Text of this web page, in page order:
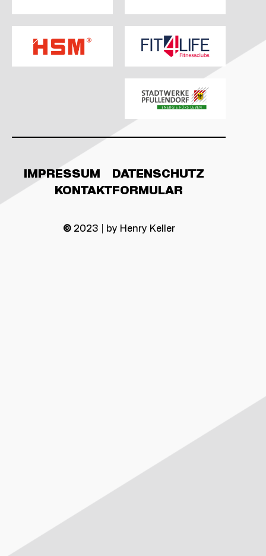
IMPRESSUM
DATENSCHUTZ
KONTAKTFORMULAR
©2023 | by Henry Keller